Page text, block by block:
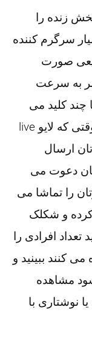
زنده را
سرگرم کننده
صورت
به سرعت
چند کلید می
توانید پخش مستقیم را شروع کنید. وقتی که لایو live
ارسال
دعوت می
را تماشا می
کرده و شکلک
افرادی را
کنند ببینید و
مشاهده
نوشتاری با